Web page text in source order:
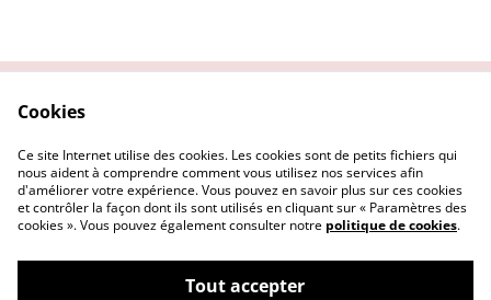
Politique de
confidentialité
Politique Cookies
Cookies
Ce site Internet utilise des cookies. Les cookies sont de petits fichiers qui
nous aident à comprendre comment vous utilisez nos services afin
d'améliorer votre expérience. Vous pouvez en savoir plus sur ces cookies
et contrôler la façon dont ils sont utilisés en cliquant sur « Paramètres des
cookies ». Vous pouvez également consulter notre politique de cookies.
Tout accepter